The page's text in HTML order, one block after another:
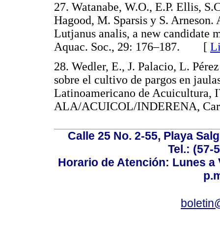
27. Watanabe, W.O., E.P. Ellis,
Hagood, M. Sparsis y S.
Lutjanus analis, a new candidate
Aquac. Soc., 29: 176–187. [
28. Wedler, E., J. Palacio, L.
sobre el cultivo de pargos en
Latinoamericano de Acuicultura,
ALA/ACUICOL/INDERENA,
Calle 25 No. 2-55, Playa
Tel.: (57-
Horario de Atención: Lunes a